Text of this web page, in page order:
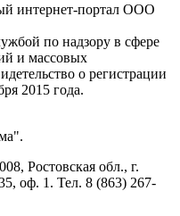
интернет-портал ООО
по надзору в сфере
и массовых
о регистрации
2015 года.
Ростовская обл., г.
оф. 1. Тел. 8 (863) 267-